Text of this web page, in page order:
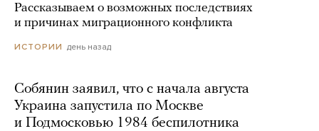
Рассказываем о возможных последствиях
и причинах миграционного конфликта
ИСТОРИИ день назад
Собянин заявил, что с начала августа
Украина запустила по Москве
и Подмосковью 1984 беспилотника